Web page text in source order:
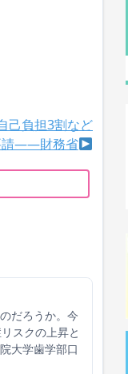
己負担3割など
請――財務省
だろうか。今
スクの上昇と
大学歯学部口